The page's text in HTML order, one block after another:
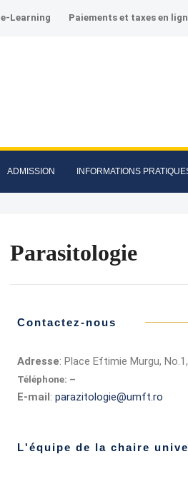
e-Learning Paiements et taxes en
ADMISSION INFORMATIONS
Parasitologie
Contactez-nous
Adresse: Place Eftimie Murgu,
Téléphone: –
E-mail: parazitologie@umft.ro
L'équipe de la chaire